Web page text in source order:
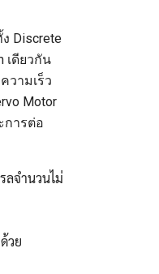
Discrete
เดียวกัน
วามเร็ว
Motor
การต่อ
ลจำนวนไม่
วย